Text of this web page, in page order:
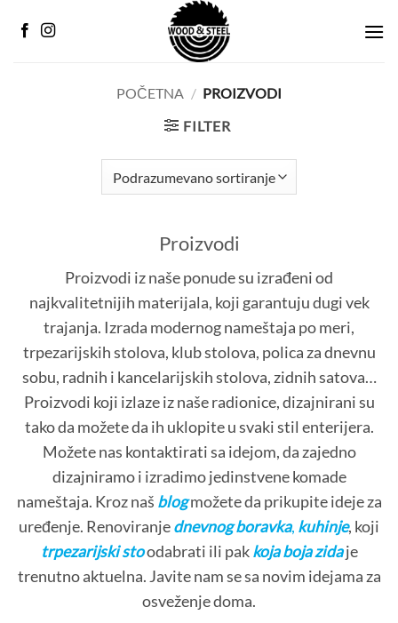
POČETNA / PROIZVODI
FILTER
Proizvodi
Proizvodi iz naše ponude su izrađeni od
najkvalitetnijih materijala, koji garantuju dugi vek
trajanja. Izrada modernog nameštaja po meri,
trpezarijskih stolova, klub stolova, polica za dnevnu
sobu, radnih i kancelarijskih stolova, zidnih satova…
Proizvodi koji izlaze iz naše radionice, dizajnirani su
tako da možete da ih uklopite u svaki stil enterijera.
Možete nas kontaktirati sa idejom, da zajedno
dizajniramo i izradimo jedinstvene komade
nameštaja. Kroz naš blogmožete da prikupite ideje za
uređenje. Renoviranjednevnog boravka, kuhinje, koji
trpezarijski stoodabrati ili pakkoja boja zidaje
trenutno aktuelna. Javite nam se sa novim idejama za
osveženje doma.